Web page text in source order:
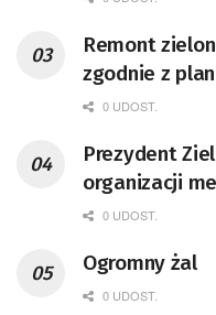
Remont
zgodnie z
0 UDOST.
Prezydent
organizacji
0 UDOST.
Ogromny żal
0 UDOST.